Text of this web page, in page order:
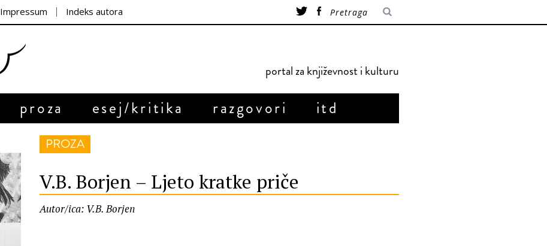
Impressum Indeks autora
portal za književnost i kulturu
proza esej/kritika razgovori itd
PROZA
V.B. Borjen – Ljeto kratke priče
Autor/ica: V.B. Borjen